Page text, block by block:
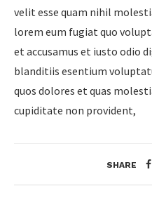
velit esse quam nihil
lorem eum fugiat quo
et accusamus et iusto odio
blanditiis esentium
quos dolores et quas
cupiditate non provident,
SHARE